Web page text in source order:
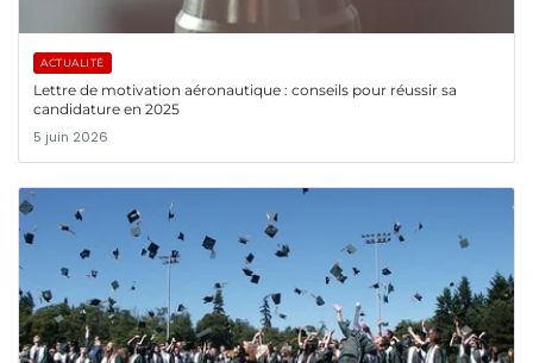
ACTUALITÉ
Lettre de motivation aéronautique : conseils pour réussir sa
candidature en 2025
5 juin 2026